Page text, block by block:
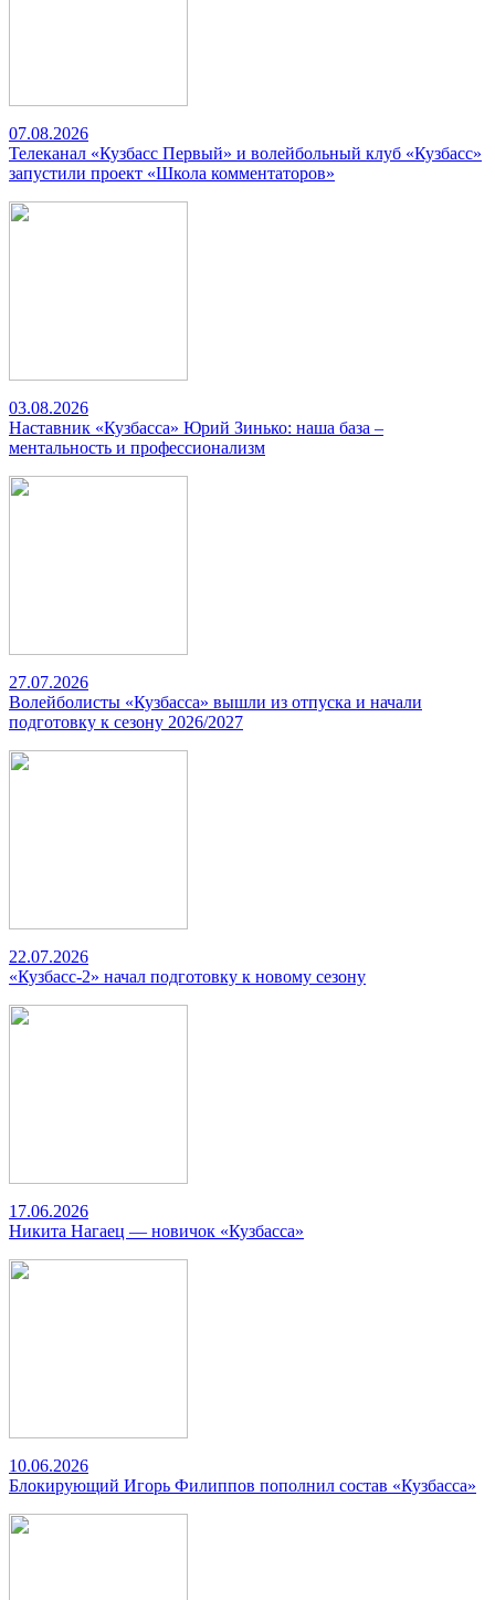
07.08.2026
Телеканал «Кузбасс Первый» и волейбольный клуб «Кузбасс»
запустили проект «Школа комментаторов»
03.08.2026
Наставник «Кузбасса» Юрий Зинько: наша база –
ментальность и профессионализм
27.07.2026
Волейболисты «Кузбасса» вышли из отпуска и начали
подготовку к сезону 2026/2027
22.07.2026
«Кузбасс-2» начал подготовку к новому сезону
17.06.2026
Никита Нагаец — новичок «Кузбасса»
10.06.2026
Блокирующий Игорь Филиппов пополнил состав «Кузбасса»